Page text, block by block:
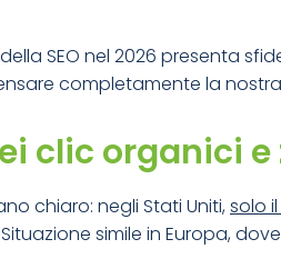
SEO nel 2026 presenta
completamente la
clic organici
chiaro: negli Stati Uniti,solo
simile in Europa,